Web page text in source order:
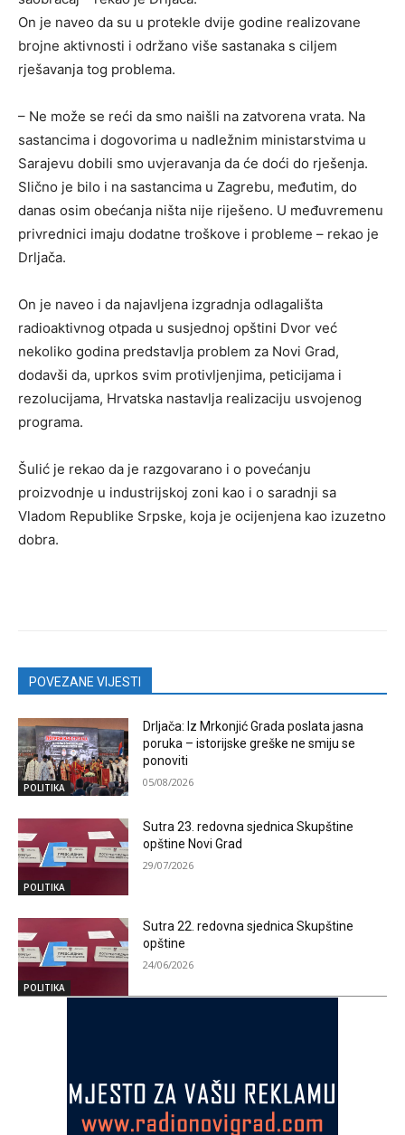
On je naveo da su u protekle dvije godine realizovane
brojne aktivnosti i održano više sastanaka s ciljem
rješavanja tog problema.
– Ne može se reći da smo naišli na zatvorena vrata. Na
sastancima i dogovorima u nadležnim ministarstvima u
Sarajevu dobili smo uvjeravanja da će doći do rješenja.
Slično je bilo i na sastancima u Zagrebu, međutim, do
danas osim obećanja ništa nije riješeno. U međuvremenu
privrednici imaju dodatne troškove i probleme – rekao je
Drljača.
On je naveo i da najavljena izgradnja odlagališta
radioaktivnog otpada u susjednoj opštini Dvor već
nekoliko godina predstavlja problem za Novi Grad,
dodavši da, uprkos svim protivljenjima, peticijama i
rezolucijama, Hrvatska nastavlja realizaciju usvojenog
programa.
Šulić je rekao da je razgovarano i o povećanju
proizvodnje u industrijskoj zoni kao i o saradnji sa
Vladom Republike Srpske, koja je ocijenjena kao izuzetno
dobra.
POVEZANE VIJESTI
POLITIKA
Drljača: Iz Mrkonjić Grada poslata jasna
poruka – istorijske greške ne smiju se
ponoviti
05/08/2026
POLITIKA
Sutra 23. redovna sjednica Skupštine
opštine Novi Grad
29/07/2026
POLITIKA
Sutra 22. redovna sjednica Skupštine
opštine
24/06/2026